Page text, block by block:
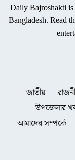
Daily Bajroshakti is
Bangladesh. Read
জাতীয়
উপজেলার
আমাদের সম্পর্কে